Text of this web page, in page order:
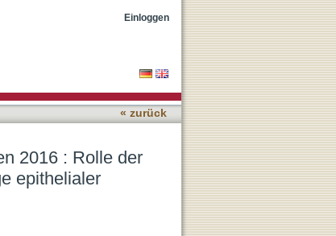
in Diagnostik,Einloggen
« zurück
2016 : Rolle der
epithelialer